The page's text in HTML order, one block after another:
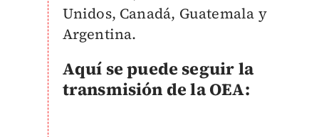
Unidos, Canadá, Guatemala y
Argentina.
Aquí se puede seguir la
transmisión de la OEA: